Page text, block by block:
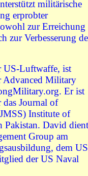
militärische
erprobter
zur Erreichung
zur Verbesserung
US-Luftwaffe, ist
Advanced Military
Er ist
Journal of
Institute of
David
Group am
dem US
der US Naval